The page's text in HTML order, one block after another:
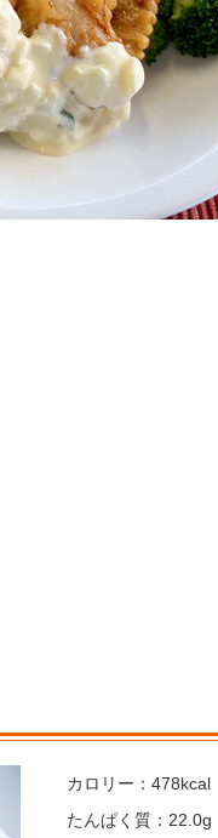
カロリー：478kcal
たんぱく質：22.0g